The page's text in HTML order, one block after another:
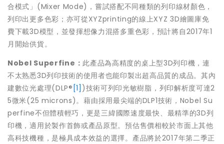
合模式」(Mixer Mode)，嘗試搭配不同種類的列印線材顏色，
列印出更多色彩；亦可從XYZprinting的線上XYZ 3D繪圖庫免
費下載3D模型，並發揮想像力混搭多重色彩，預計將自2017年1
月開始供貨。
Nobel Superfine ：此產品為高精度的桌上型3D列印機，連
不太熟悉3D列印技術的使用者也能印製出超高品質的成品。其內
建數位光處理(DLP® [1] )技術可列印光敏樹脂，列印解析度可達2
5微米(25 microns)。藉由採用最尖端的DLP1技術，Nobel Su
perfine不但體積輕巧，更是三緯國際速度最快、最精準的3D列
印機，適用於製作首飾或產品原型。預估售價相較於市面上其他
高科技機種，是極具成本效益的選擇。產品將於2017年第二季正